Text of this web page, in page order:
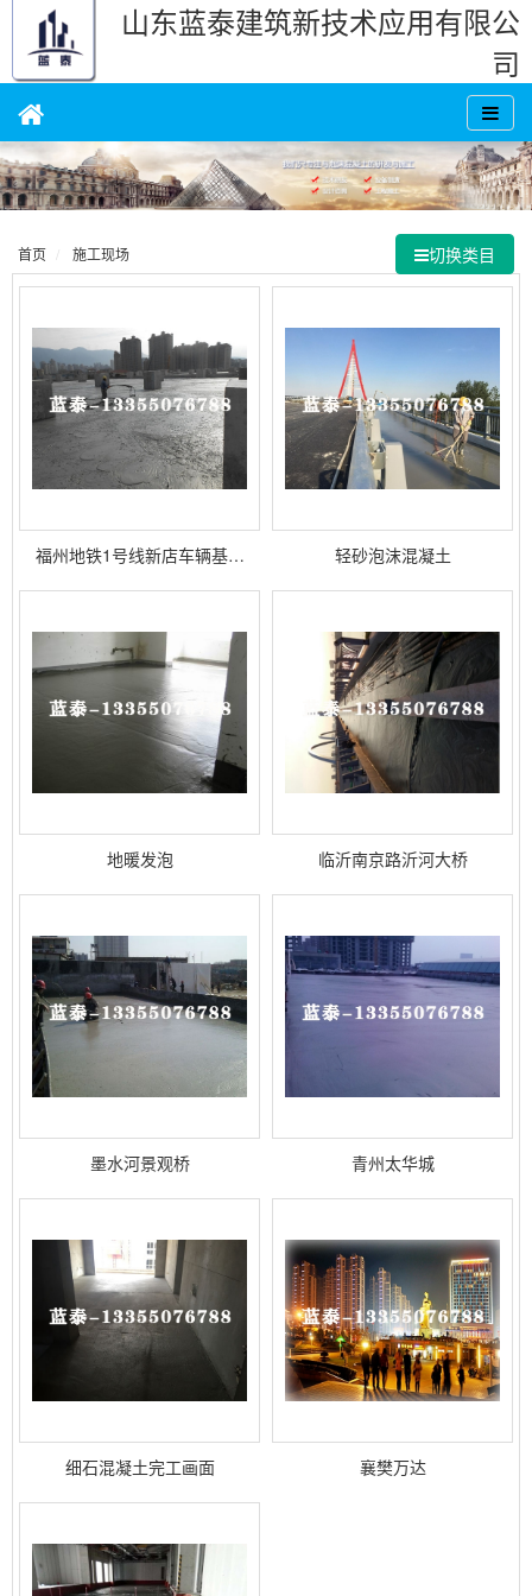
山东蓝泰建筑新技术应用有限公
司
首页 施工现场 切换类目
福州地铁1号线新店车辆基… 轻砂泡沫混凝土
地暖发泡 临沂南京路沂河大桥
墨水河景观桥 青州太华城
细石混凝土完工画面 襄樊万达